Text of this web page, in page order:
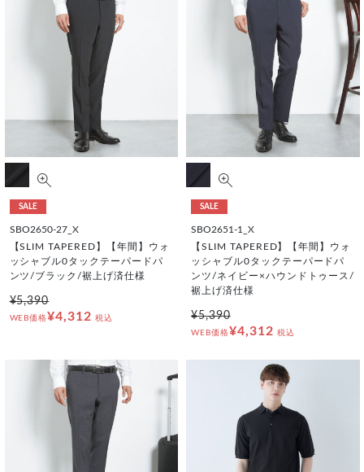
SALE
SBO2650-27_X
【SLIM TAPERED】【年間】ウォ
ッシャブル0タックテーパードパ
ンツ/ブラック/裾上げ済仕様
¥5,390
WEB価格¥4,312 税込
SALE
SBO2651-1_X
【SLIM TAPERED】【年間】ウォ
ッシャブル0タックテーパードパ
ンツ/ネイビー×ハウンドトゥース/
裾上げ済仕様
¥5,390
WEB価格¥4,312 税込